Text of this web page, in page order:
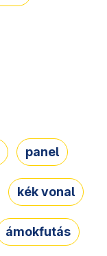
panel
kék vonal
ámokfutás